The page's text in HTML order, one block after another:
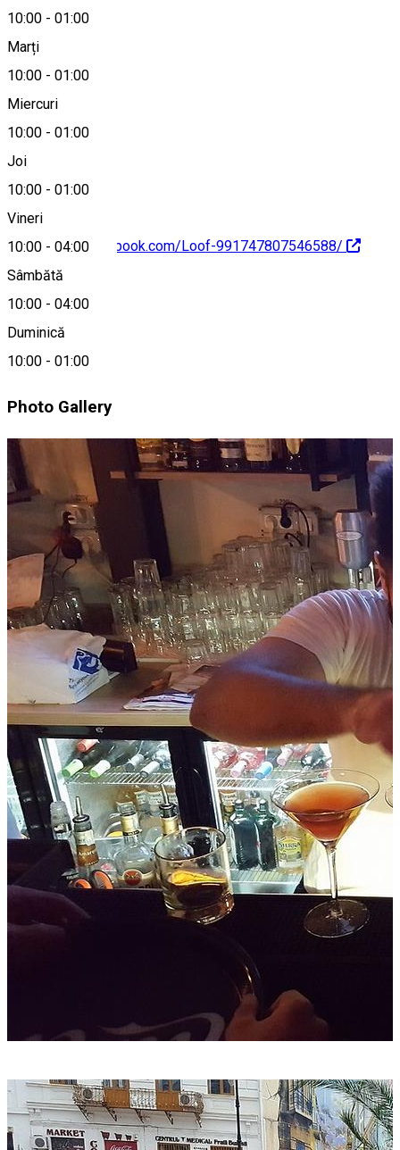
10:00 - 01:00
Marți
10:00 - 01:00
Miercuri
10:00 - 01:00
Joi
10:00 - 01:00
Vineri
10:00 - 04:00
Sâmbătă
10:00 - 04:00
Duminică
10:00 - 01:00
Hartă
https://www.facebook.com/Loof-991747807546588/
Despre
Photo Gallery